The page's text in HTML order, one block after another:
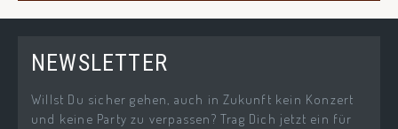
NEWSLETTER
Willst Du sicher gehen, auch in Zukunft kein Konzert
und keine Party zu verpassen? Trag Dich jetzt ein für